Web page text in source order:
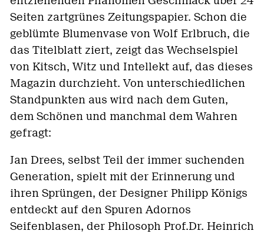
Seiten zartgrünes Zeitungspapier. Schon die
geblümte Blumenvase von Wolf Erlbruch, die
das Titelblatt ziert, zeigt das Wechselspiel
von Kitsch, Witz und Intellekt auf, das dieses
Magazin durchzieht. Von unterschiedlichen
Standpunkten aus wird nach dem Guten,
dem Schönen und manchmal dem Wahren
gefragt:
Jan Drees, selbst Teil der immer suchenden
Generation, spielt mit der Erinnerung und
ihren Sprüngen, der Designer Philipp Königs
entdeckt auf den Spuren Adornos
Seifenblasen, der Philosoph Prof.Dr. Heinrich